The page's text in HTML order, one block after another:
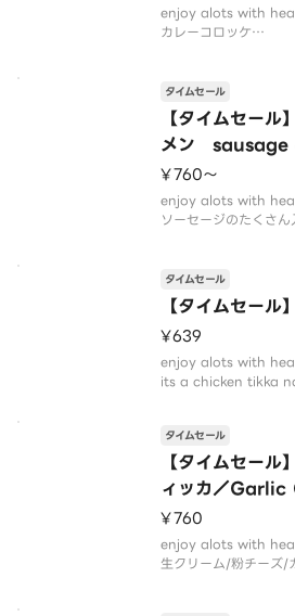
enjoy alots with
カレーコロッケ
追加できます
お酒のお供に あと一
【タイムセー
メン
タイムセール
¥760〜
enjoy alots with
ソーセージのたくさ
【タイムセー
タイムセール
¥639
enjoy alots with
its a chicken tikka
【タイムセー
ィッカ／
タイムセール
¥760
enjoy alots with
生クリーム/粉チーズ/